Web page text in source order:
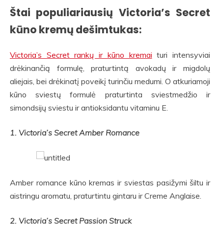
Štai populiariausių Victoria’s Secret
kūno kremų dešimtukas:
Victoria’s Secret rankų ir kūno kremai turi intensyviai
drėkinančią formulę, praturtintą avokadų ir migdolų
aliejais, bei drėkinatį poveikį turinčiu medumi. O atkuriamoji
kūno sviestų formulė praturtinta sviestmedžio ir
simondsijų sviestu ir antioksidantu vitaminu E.
1. Victoria’s Secret Amber Romance
Amber romance kūno kremas ir sviestas pasižymi šiltu ir
aistringu aromatu, praturtintu gintaru ir Creme Anglaise.
2. Victoria’s Secret Passion Struck